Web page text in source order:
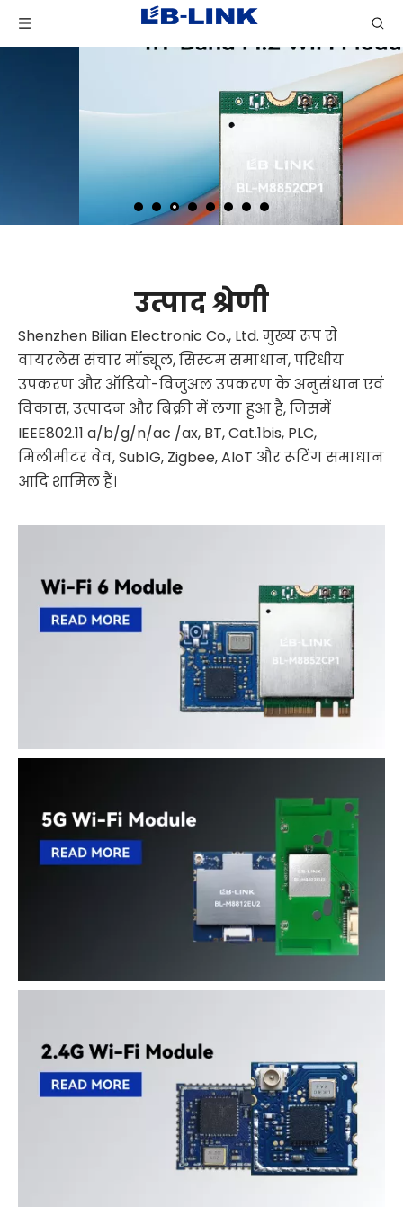
उत्पाद श्रेणी
Shenzhen Bilian Electronic Co., Ltd. मुख्य रूप से
वायरलेस संचार मॉड्यूल, सिस्टम समाधान, परिधीय
उपकरण और ऑडियो-विजुअल उपकरण के अनुसंधान एवं
विकास, उत्पादन और बिक्री में लगा हुआ है, जिसमें
IEEE802.11 a/b/g/n/ac /ax, BT, Cat.1bis, PLC,
मिलीमीटर वेव, Sub1G, Zigbee, AIoT और रूटिंग समाधान
आदि शामिल हैं।